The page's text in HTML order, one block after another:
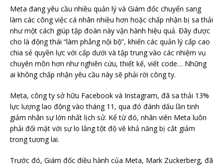
Meta đang yêu cầu nhiều quản lý và Giám đốc chuyển sang
làm các công việc cá nhân nhiều hơn hoặc chấp nhận bị sa thải
như một cách giúp tập đoàn này vận hành hiệu quả. Đây được
cho là động thái “làm phẳng nội bộ”, khiến các quản lý cấp cao
chia sẻ quyền lực với cấp dưới và tập trung vào các nhiệm vụ
chuyên môn hơn như nghiên cứu, thiết kế, viết code… Những
ai không chấp nhận yêu cầu này sẽ phải rời công ty.
Meta, công ty sở hữu Facebook và Instagram, đã sa thải 13%
lực lượng lao động vào tháng 11, qua đó đánh dấu lần tinh
giảm nhân sự lớn nhất lịch sử. Kể từ đó, nhân viên Meta luôn
phải đối mặt với sự lo lắng tột độ về khả năng bị cắt giảm
trong tương lai.
Trước đó, Giám đốc điều hành của Meta, Mark Zuckerberg, đã